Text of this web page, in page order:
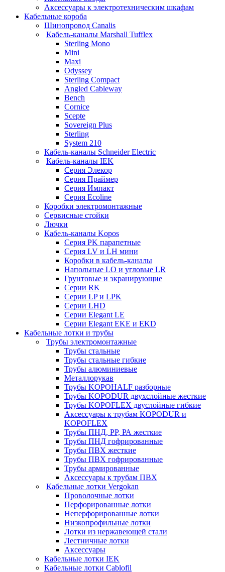
Аксессуары к электротехническим шкафам
Кабельные короба
Шинопровод Canalis
Кабель-каналы Marshall Tufflex
Sterling Mono
Mini
Maxi
Odyssey
Sterling Compact
Angled Cableway
Bench
Cornice
Scepte
Sovereign Plus
Sterling
System 210
Кабель-каналы Schneider Electric
Кабель-каналы IEK
Серия Элекор
Серия Праймер
Серия Импакт
Серия Ecoline
Коробки электромонтажные
Сервисные стойки
Лючки
Кабель-каналы Kopos
Серия PK парапетные
Серия LV и LH мини
Коробки в кабель-каналы
Напольные LO и угловые LR
Грунтовые и экранирующие
Серии RK
Серии LP и LPK
Серии LHD
Серии Elegant LE
Серии Elegant EKE и EKD
Кабельные лотки и трубы
Трубы электромонтажные
Трубы стальные
Трубы стальные гибкие
Трубы алюминиевые
Металлорукав
Трубы KOPOHALF разборные
Трубы KOPODUR двухслойные жесткие
Трубы KOPOFLEX двуслойные гибкие
Аксессуары к трубам KOPODUR и
KOPOFLEX
Трубы ПНД, РР, РА жесткие
Трубы ПНД гофрированные
Трубы ПВХ жесткие
Трубы ПВХ гофрированные
Трубы армированные
Аксессуары к трубам ПВХ
Кабельные лотки Vergokan
Проволочные лотки
Перфорированные лотки
Неперфорированные лотки
Низкопрофильные лотки
Лотки из нержавеющей стали
Лестничные лотки
Аксессуары
Кабельные лотки IEK
Кабельные лотки Cablofil